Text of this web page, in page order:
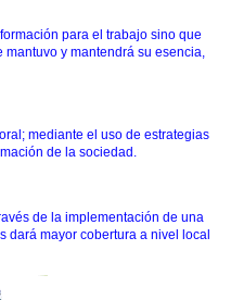
para el trabajo sino que
y mantendrá su esencia,
mediante el uso de estrategias
de la sociedad.
de la implementación de una
dará mayor cobertura a nivel local